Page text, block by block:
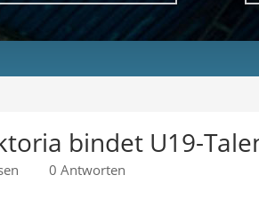
bindet U19-
0 Antworten